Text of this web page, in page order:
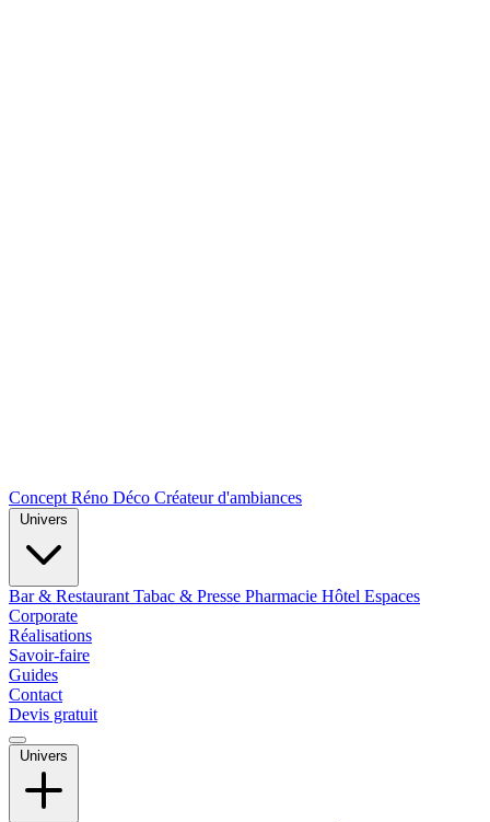
Concept Réno Déco Créateur d'ambiances
Bar & Restaurant Tabac & Presse Pharmacie Hôtel Espaces
Corporate
Réalisations
Savoir-faire
Guides
Contact
Devis gratuit
Univers